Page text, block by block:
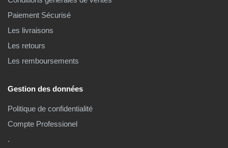
Paiement Sécurisé
Les livraisons
Les retours
Les remboursements
Gestion des données
Politique de confidentialité
Compte Professionel
.